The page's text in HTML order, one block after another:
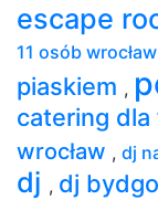
escape
11 osób wrocław
piaskiem ,
catering dla
wrocław , dj
dj , dj